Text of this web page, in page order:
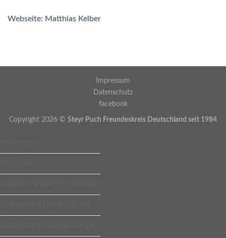
Webseite: Matthias Kelber
Impressum
Datenschutz
facebook
Copyright 2026 © Steyr Puch Freundeskreis Deutschland seit 1984